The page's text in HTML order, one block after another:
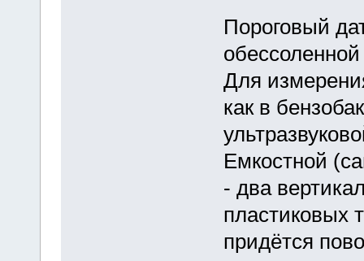
Пороговый
Для
как в
Емкостной
- два
пластиковых
придётся